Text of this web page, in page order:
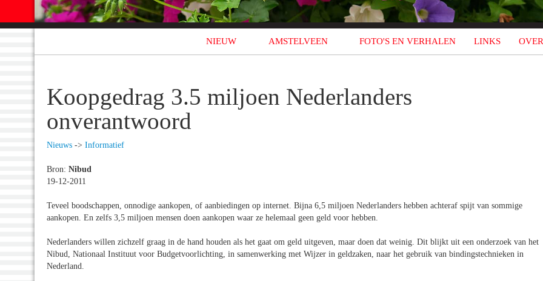
NIEUW AMSTELVEEN FOTO'S EN VERHALEN LINKS
Koopgedrag 3.5 miljoen Nederlanders
onverantwoord
Nieuws -> Informatief
Bron: Nibud
19-12-2011
Teveel boodschappen, onnodige aankopen, of aanbiedingen op internet. Bijna 6,5 miljoen Nederlanders hebben achteraf spijt van sommige
aankopen. En zelfs 3,5 miljoen mensen doen aankopen waar ze helemaal geen geld voor hebben.
Nederlanders willen zichzelf graag in de hand houden als het gaat om geld uitgeven, maar doen dat weinig. Dit blijkt uit een onderzoek van het
Nibud, Nationaal Instituut voor Budgetvoorlichting, in samenwerking met Wijzer in geldzaken, naar het gebruik van bindingstechnieken in
Nederland.